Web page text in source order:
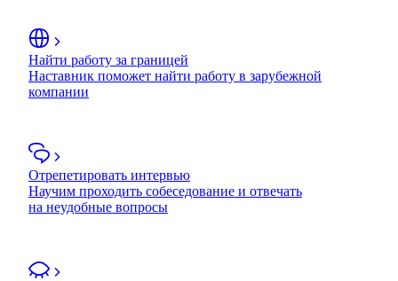
Найти работу за границей
Наставник поможет найти работу в зарубежной
компании
Отрепетировать интервью
Научим проходить собеседование и отвечать
на неудобные вопросы